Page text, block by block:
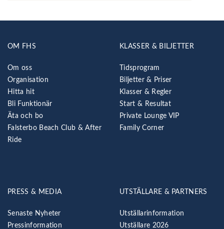
OM FHS
Om oss
Organisation
Hitta hit
Bli Funktionär
Äta och bo
Falsterbo Beach Club & After
Ride
KLASSER & BILJETTER
Tidsprogram
Biljetter & Priser
Klasser & Regler
Start & Resultat
Private Lounge VIP
Family Corner
PRESS & MEDIA
Senaste Nyheter
Pressinformation
UTSTÄLLARE & PARTNERS
Utställarinformation
Utställare 2026